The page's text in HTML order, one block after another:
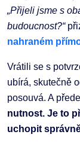
„Přijeli jsme s
budoucnost?“
nahraném
Vrátili se s
ubírá, skutečně
posouvá. A
nutnost. Je to
uchopit